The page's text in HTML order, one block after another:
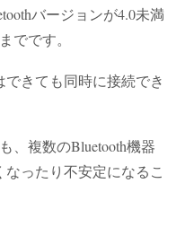
バージョンが4.0未満
でです。
きても同時に接続でき
、複数のBluetooth機器
ったり不安定になるこ